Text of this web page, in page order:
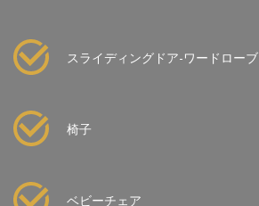
スライディングドア-ワードローブ
椅子
ベビーチェア